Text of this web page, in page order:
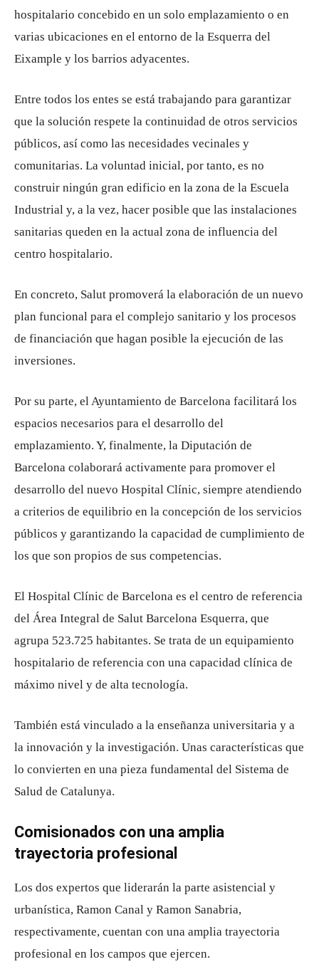
hospitalario concebido en un solo emplazamiento o en
varias ubicaciones en el entorno de la Esquerra del
Eixample y los barrios adyacentes.
Entre todos los entes se está trabajando para garantizar
que la solución respete la continuidad de otros servicios
públicos, así como las necesidades vecinales y
comunitarias. La voluntad inicial, por tanto, es no
construir ningún gran edificio en la zona de la Escuela
Industrial y, a la vez, hacer posible que las instalaciones
sanitarias queden en la actual zona de influencia del
centro hospitalario.
En concreto, Salut promoverá la elaboración de un nuevo
plan funcional para el complejo sanitario y los procesos
de financiación que hagan posible la ejecución de las
inversiones.
Por su parte, el Ayuntamiento de Barcelona facilitará los
espacios necesarios para el desarrollo del
emplazamiento. Y, finalmente, la Diputación de
Barcelona colaborará activamente para promover el
desarrollo del nuevo Hospital Clínic, siempre atendiendo
a criterios de equilibrio en la concepción de los servicios
públicos y garantizando la capacidad de cumplimiento de
los que son propios de sus competencias.
El Hospital Clínic de Barcelona es el centro de referencia
del Área Integral de Salut Barcelona Esquerra, que
agrupa 523.725 habitantes. Se trata de un equipamiento
hospitalario de referencia con una capacidad clínica de
máximo nivel y de alta tecnología.
También está vinculado a la enseñanza universitaria y a
la innovación y la investigación. Unas características que
lo convierten en una pieza fundamental del Sistema de
Salud de Catalunya.
Comisionados con una amplia
trayectoria profesional
Los dos expertos que liderarán la parte asistencial y
urbanística, Ramon Canal y Ramon Sanabria,
respectivamente, cuentan con una amplia trayectoria
profesional en los campos que ejercen.